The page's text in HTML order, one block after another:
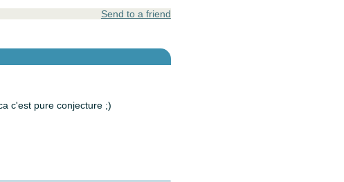
Send to a friend
c'est pure conjecture ;)